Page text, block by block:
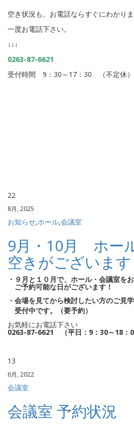
空き状況も、お電話ならすぐにわかりま
一度お電話下さい。
↓↓↓
0263-87-6621
受付時間 9：30～17：30 （不定休）
22
8月, 2025
お知らせ,ホール,会議室
9月・10月 ホー
空きがございます
・９月と１０月で、ホール・会議室をお
ご予約可能な日がございます！
・会場を見てから検討したい方のご見
受付中です。（要予約）
お気軽にお電話下さい
0263-87-6621 （平日：9：30～18：
13
6月, 2022
会議室
会議室 予約状況